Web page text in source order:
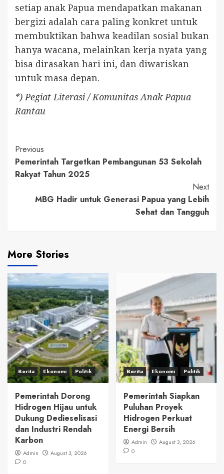
setiap anak Papua mendapatkan makanan
bergizi adalah cara paling konkret untuk
membuktikan bahwa keadilan sosial bukan
hanya wacana, melainkan kerja nyata yang
bisa dirasakan hari ini, dan diwariskan
untuk masa depan.
*) Pegiat Literasi / Komunitas Anak Papua
Rantau
Continue
Reading
Previous
Pemerintah Targetkan Pembangunan 53 Sekolah
Rakyat Tahun 2025
Next
MBG Hadir untuk Generasi Papua yang Lebih
Sehat dan Tangguh
More Stories
Berita Ekonomi Politik
Pemerintah Dorong
Hidrogen Hijau untuk
Dukung Dedieselisasi
dan Industri Rendah
Karbon
Admin
August 3, 2026
0
Berita Ekonomi Politik
Pemerintah Siapkan
Puluhan Proyek
Hidrogen Perkuat
Energi Bersih
Admin
August 3, 2026
0